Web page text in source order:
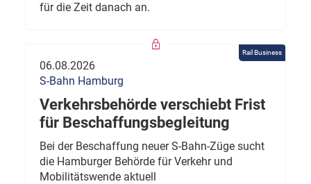
für die Zeit danach an.
Rail Business
06.08.2026
S-Bahn Hamburg
Verkehrsbehörde verschiebt Frist
für Beschaffungsbegleitung
Bei der Beschaffung neuer S-Bahn-Züge sucht
die Hamburger Behörde für Verkehr und
Mobilitätswende aktuell